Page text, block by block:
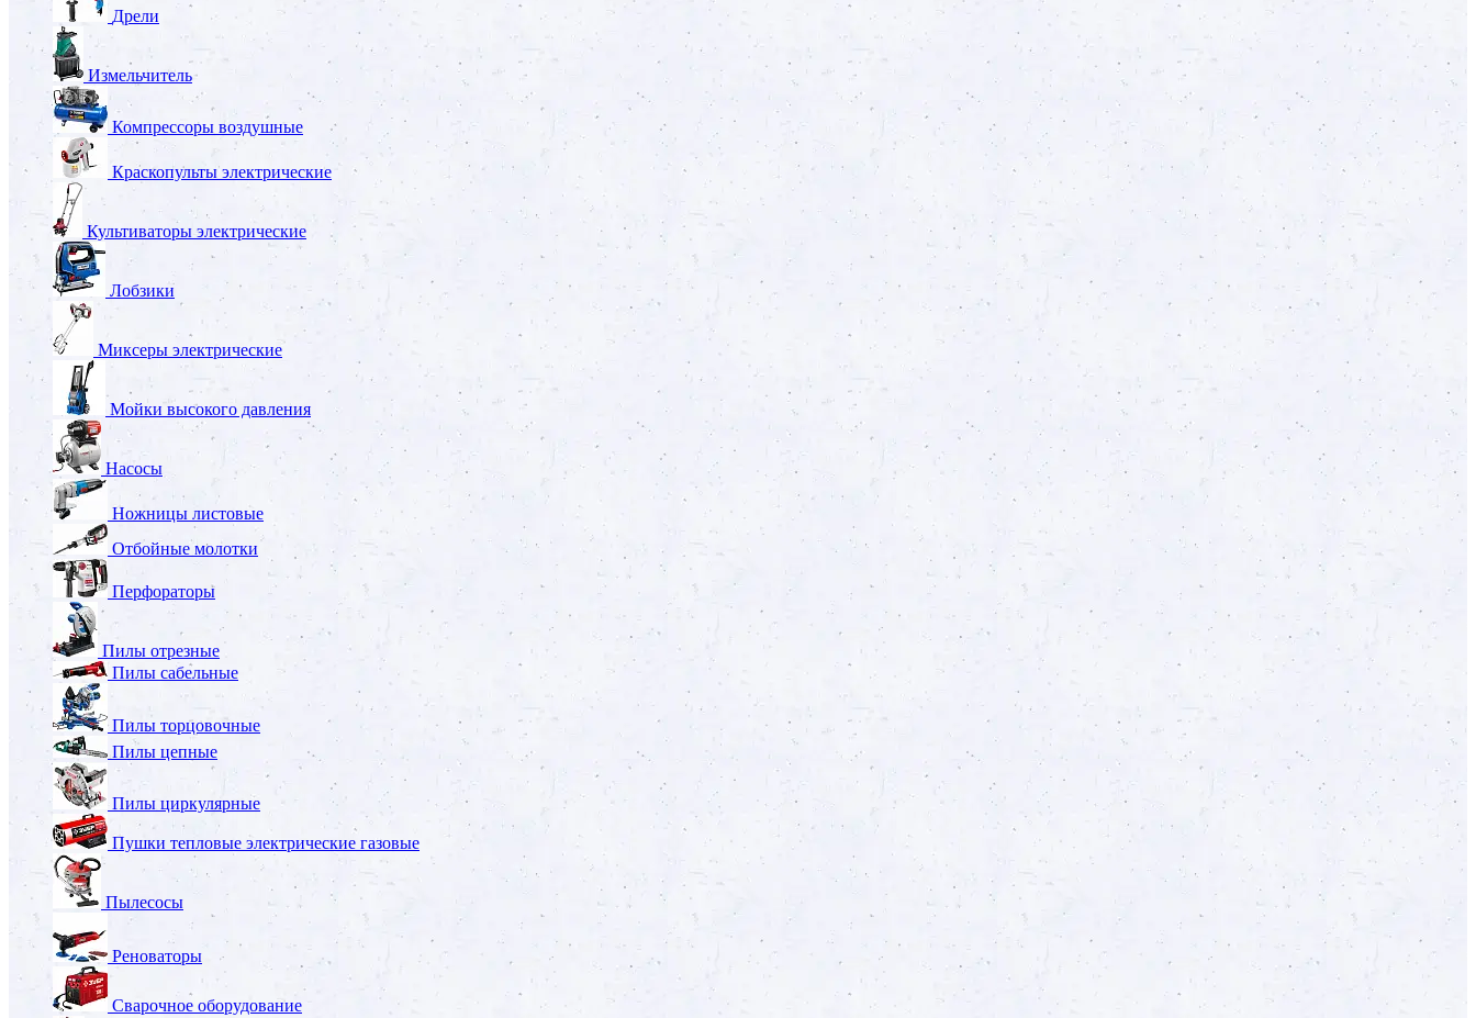
Дрели
Измельчитель
Компрессоры воздушные
Краскопульты электрические
Культиваторы электрические
Лобзики
Миксеры электрические
Мойки высокого давления
Насосы
Ножницы листовые
Отбойные молотки
Перфораторы
Пилы отрезные
Пилы сабельные
Пилы торцовочные
Пилы цепные
Пилы циркулярные
Пушки тепловые электрические газовые
Пылесосы
Реноваторы
Сварочное оборудование